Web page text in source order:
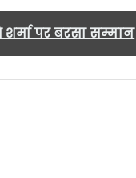
पर बरसा सम्मान